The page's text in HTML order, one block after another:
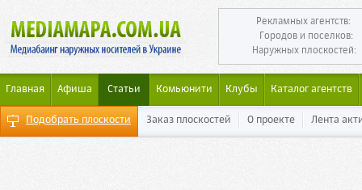
Рекламных агентств:
Городов и поселков:
Наружных плоскостей:
Главная Афиша Статьи Комьюнити Клубы Каталог агентств
Подобрать плоскости Заказ плоскостей О проекте Лента